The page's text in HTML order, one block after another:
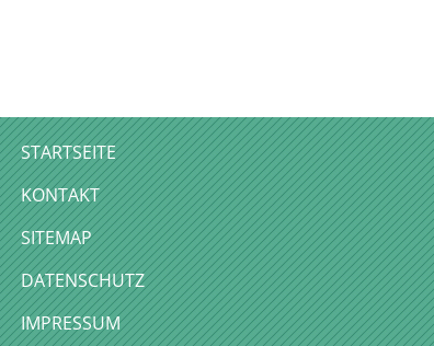
STARTSEITE
KONTAKT
SITEMAP
DATENSCHUTZ
IMPRESSUM